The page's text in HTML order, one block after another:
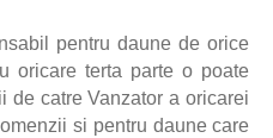
pentru daune de orice
oricare terta parte o poate
de catre Vanzator a oricarei
si pentru daune care